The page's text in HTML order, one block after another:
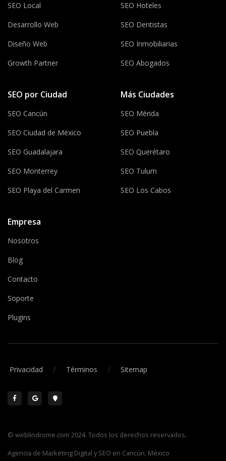
SEO Local
Desarrollo Web
Diseño Web
Growth Partner
SEO Hoteles
SEO Dentistas
SEO Inmobiliarias
SEO Abogados
SEO por Ciudad
SEO Cancún
SEO Ciudad de México
SEO Guadalajara
SEO Monterrey
SEO Playa del Carmen
Más Ciudades
SEO Mérida
SEO Puebla
SEO Querétaro
SEO Tulum
SEO Los Cabos
Empresa
Nosotros
Blog
Contacto
Soporte
Plugins
Privacidad / Términos / Sitemap
© weblindrome.com 2024. Todos los derechos reservados.
Agencia de Marketing Digital y SEO en Cancún, México